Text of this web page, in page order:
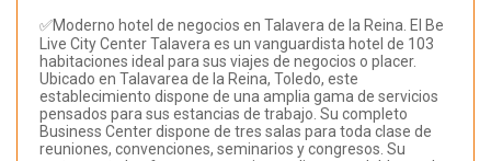
✅Moderno hotel de negocios en Talavera de la Reina. El Be
Live City Center Talavera es un vanguardista hotel de 103
habitaciones ideal para sus viajes de negocios o placer.
Ubicado en Talavarea de la Reina, Toledo, este
establecimiento dispone de una amplia gama de servicios
pensados para sus estancias de trabajo. Su completo
Business Center dispone de tres salas para toda clase de
reuniones, convenciones, seminarios y congresos. Su